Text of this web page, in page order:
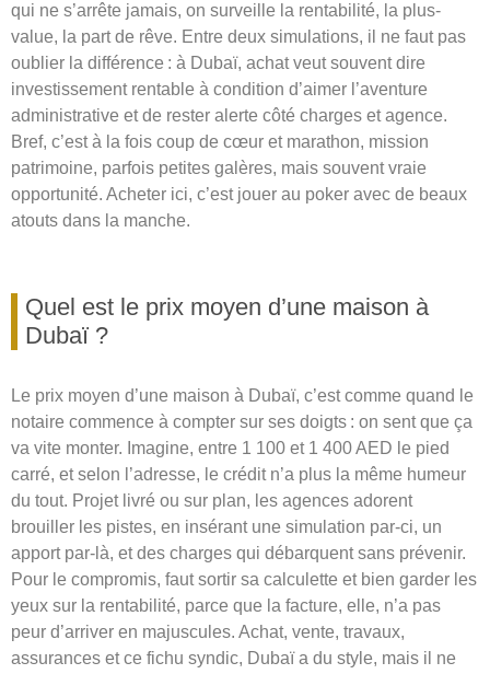
qui ne s’arrête jamais, on surveille la rentabilité, la plus-
value, la part de rêve. Entre deux simulations, il ne faut pas
oublier la différence : à Dubaï, achat veut souvent dire
investissement rentable à condition d’aimer l’aventure
administrative et de rester alerte côté charges et agence.
Bref, c’est à la fois coup de cœur et marathon, mission
patrimoine, parfois petites galères, mais souvent vraie
opportunité. Acheter ici, c’est jouer au poker avec de beaux
atouts dans la manche.
Quel est le prix moyen d’une maison à
Dubaï ?
Le prix moyen d’une maison à Dubaï, c’est comme quand le
notaire commence à compter sur ses doigts : on sent que ça
va vite monter. Imagine, entre 1 100 et 1 400 AED le pied
carré, et selon l’adresse, le crédit n’a plus la même humeur
du tout. Projet livré ou sur plan, les agences adorent
brouiller les pistes, en insérant une simulation par-ci, un
apport par-là, et des charges qui débarquent sans prévenir.
Pour le compromis, faut sortir sa calculette et bien garder les
yeux sur la rentabilité, parce que la facture, elle, n’a pas
peur d’arriver en majuscules. Achat, vente, travaux,
assurances et ce fichu syndic, Dubaï a du style, mais il ne